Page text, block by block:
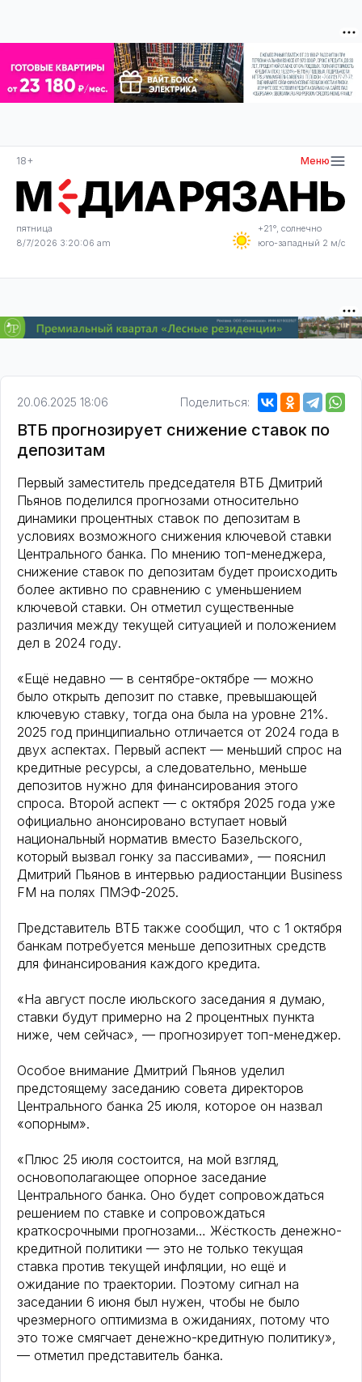
18+ Меню
пятница
8/7/2026 3:20:06 am
+21°, солнечно
юго-западный 2 м/с
20.06.2025 18:06 Поделиться:
ВТБ прогнозирует снижение ставок по
депозитам
Первый заместитель председателя ВТБ Дмитрий
Пьянов поделился прогнозами относительно
динамики процентных ставок по депозитам в
условиях возможного снижения ключевой ставки
Центрального банка. По мнению топ-менеджера,
снижение ставок по депозитам будет происходить
более активно по сравнению с уменьшением
ключевой ставки. Он отметил существенные
различия между текущей ситуацией и положением
дел в 2024 году.
«Ещё недавно — в сентябре-октябре — можно
было открыть депозит по ставке, превышающей
ключевую ставку, тогда она была на уровне 21%.
2025 год принципиально отличается от 2024 года в
двух аспектах. Первый аспект — меньший спрос на
кредитные ресурсы, а следовательно, меньше
депозитов нужно для финансирования этого
спроса. Второй аспект — с октября 2025 года уже
официально анонсировано вступает новый
национальный норматив вместо Базельского,
который вызвал гонку за пассивами», — пояснил
Дмитрий Пьянов в интервью радиостанции Business
FM на полях ПМЭФ-2025.
Представитель ВТБ также сообщил, что с 1 октября
банкам потребуется меньше депозитных средств
для финансирования каждого кредита.
«На август после июльского заседания я думаю,
ставки будут примерно на 2 процентных пункта
ниже, чем сейчас», — прогнозирует топ-менеджер.
Особое внимание Дмитрий Пьянов уделил
предстоящему заседанию совета директоров
Центрального банка 25 июля, которое он назвал
«опорным».
«Плюс 25 июля состоится, на мой взгляд,
основополагающее опорное заседание
Центрального банка. Оно будет сопровождаться
решением по ставке и сопровождаться
краткосрочными прогнозами… Жёсткость денежно-
кредитной политики — это не только текущая
ставка против текущей инфляции, но ещё и
ожидание по траектории. Поэтому сигнал на
заседании 6 июня был нужен, чтобы не было
чрезмерного оптимизма в ожиданиях, потому что
это тоже смягчает денежно-кредитную политику»,
— отметил представитель банка.